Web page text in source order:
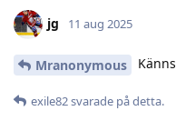
jg 11 aug 2025
Mranonymous
exile82svarade på detta.